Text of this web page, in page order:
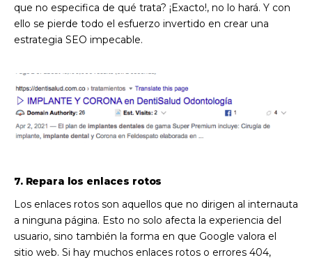
que no especifica de qué trata? ¡Exacto!, no lo hará. Y con
ello se pierde todo el esfuerzo invertido en crear una
estrategia SEO impecable.
7. Repara los enlaces rotos
Los enlaces rotos son aquellos que no dirigen al internauta
a ninguna página. Esto no solo afecta la experiencia del
usuario, sino también la forma en que Google valora el
sitio web. Si hay muchos enlaces rotos o errores 404,